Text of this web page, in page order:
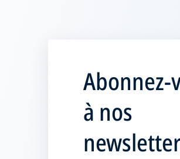
Abonnez-
à nos